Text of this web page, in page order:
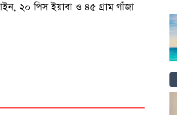
২০ পিস ইয়াবা ও ৪৫ গ্রাম গাঁজা